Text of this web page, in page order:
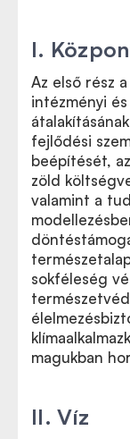
I.
Az első rész
intézményi
fejlődési
beépítését,
zöld
valamint a
sokféleség
magukban
II. Víz